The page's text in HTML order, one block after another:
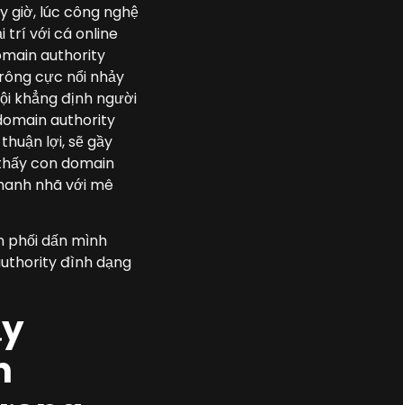
giờ, lúc công nghệ
trí với cá online
authority
cực nổi nhảy
khẳng định người
authority
lợi, sẽ gầy
con domain
nhã với mê
phối dấn mình
đình dạng